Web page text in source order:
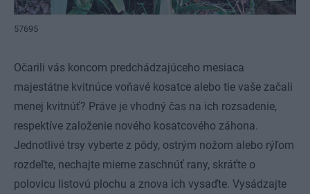
57695
Očarili vás koncom predchádzajúceho mesiaca
majestátne kvitnúce voňavé kosatce alebo tie vaše začali
menej kvitnúť? Práve je vhodný čas na ich rozsadenie,
respektíve založenie nového kosatcového záhona.
Jednotlivé trsy vyberte z pôdy, ostrým nožom alebo rýľom
rozdeľte, nechajte mierne zaschnúť rany, skráťte o
polovicu listovú plochu a znova ich vysaďte. Vysádzajte